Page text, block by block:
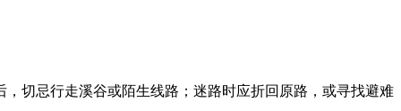
切忌行走溪谷或陌生线路；迷路时应折回原路，或寻找避难